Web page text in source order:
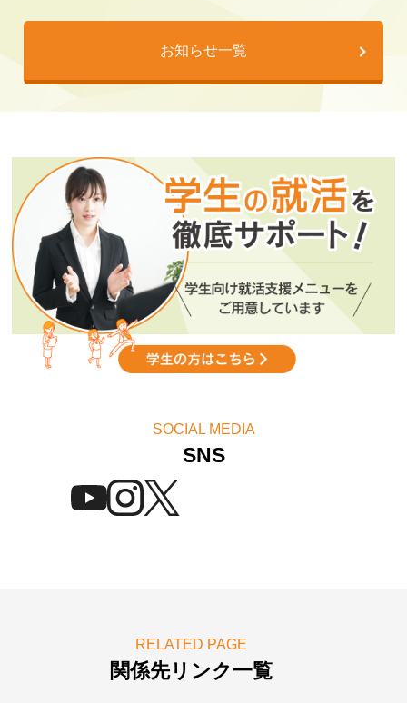
女性デジタル人材育成・就労支援プログラム参加者募集
「スキルアップセミナー」2026年8月スケジュール公開！
お知らせ一覧
SOCIAL MEDIA
SNS
RELATED PAGE
関係先リンク一覧